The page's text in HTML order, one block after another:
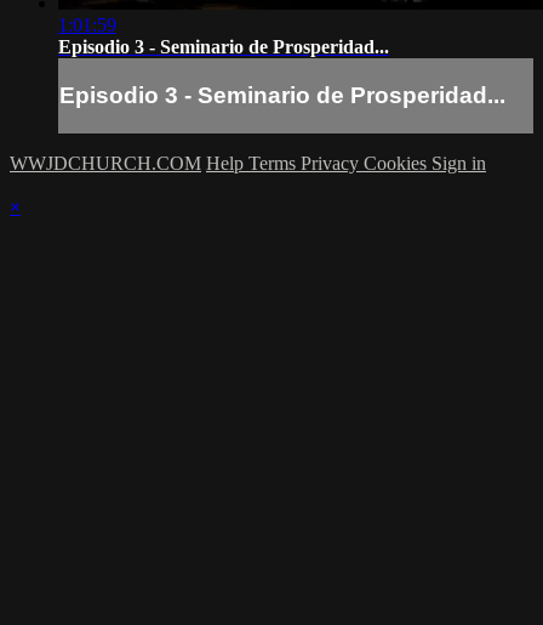
1:01:59
Episodio 3 - Seminario de Prosperidad...
Episodio 3 - Seminario de Prosperidad...
WWJDCHURCH.COM Help Terms Privacy Cookies Sign in
×